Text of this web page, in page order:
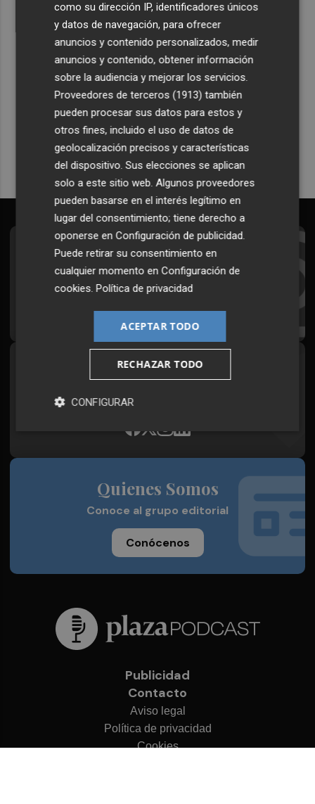
Recibe toda la actualidad de
Plaza Podcast en tu correo
Quiero suscribirme
Suscríbete al Boletín
Todos los días a primera hora en tu email
¡Quiero suscribirme!
Síguenos en redes
Plaza Podcast, desde cualquier medio
Quienes Somos
Conoce al grupo editorial
Conócenos
Publicidad
Contacto
Aviso legal
Política de privacidad
Cookies
como su dirección IP, identificadores únicos
y datos de navegación, para ofrecer
anuncios y contenido personalizados, medir
anuncios y contenido, obtener información
sobre la audiencia y mejorar los servicios.
Proveedores de terceros (1913) también
pueden procesar sus datos para estos y
otros fines, incluido el uso de datos de
geolocalización precisos y características
del dispositivo. Sus elecciones se aplican
solo a este sitio web. Algunos proveedores
pueden basarse en el interés legítimo en
lugar del consentimiento; tiene derecho a
oponerse enConfiguración de publicidad.
Puede retirar su consentimiento en
cualquier momento enConfiguración de
cookies.Política de privacidad
ACEPTAR TODO
RECHAZAR TODO
CONFIGURAR